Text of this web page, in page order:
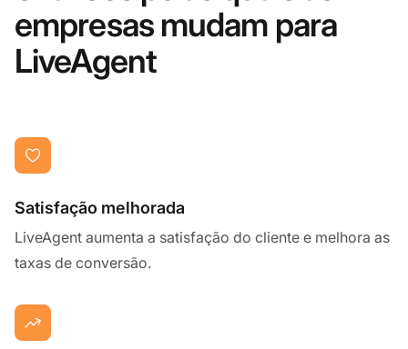
empresas mudam para
LiveAgent
Satisfação melhorada
LiveAgent aumenta a satisfação do cliente e melhora as
taxas de conversão.